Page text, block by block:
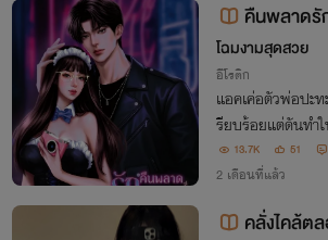
คืนพลาดรั
🔥อ่านฟรี🔥
โฉมงามสุดสวย
อีโรติก
แอคเค่อตัวพ่อปะท
รียบร้อยแต่ดันทำใ
นเธอสามเท่า แต่
ที่มันแม่งมาจีบเธอ!'
13.7K 51
2 เดือนที่แล้ว
คลั่งไคล้ต